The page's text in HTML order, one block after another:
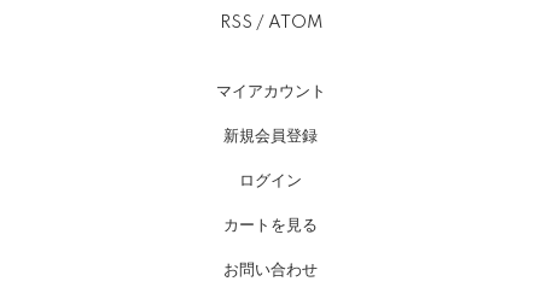
RSS / ATOM
マイアカウント
新規会員登録
ログイン
カートを見る
お問い合わせ